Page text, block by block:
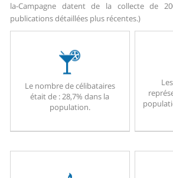
la-Campagne datent de la collecte de
publications détaillées plus récentes.)
Le nombre de célibataires
était de : 28,7% dans la
population.